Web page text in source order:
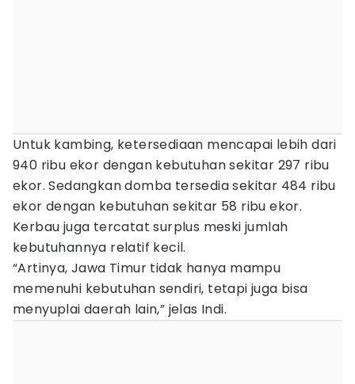
Untuk kambing, ketersediaan mencapai lebih dari
940 ribu ekor dengan kebutuhan sekitar 297 ribu
ekor. Sedangkan domba tersedia sekitar 484 ribu
ekor dengan kebutuhan sekitar 58 ribu ekor.
Kerbau juga tercatat surplus meski jumlah
kebutuhannya relatif kecil.
“Artinya, Jawa Timur tidak hanya mampu
memenuhi kebutuhan sendiri, tetapi juga bisa
menyuplai daerah lain,” jelas Indi.